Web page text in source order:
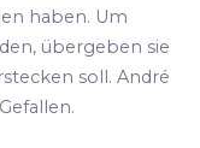
haben. Um
übergeben sie
soll. André